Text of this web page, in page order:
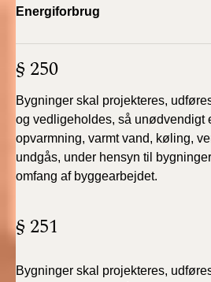
BR18 (1/1- 30/06
BR18 (1/1- 31/12
BR18 (17/9 - 31/12
2022)
BR18 (1/7 - 16/9
BR18 (1/1 - 30/6
Energiforbrug
§ 250
Bygninger skal projekteres,
og vedligeholdes, så unødvendigt
opvarmning, varmt vand, køling,
undgås, under hensyn til
omfang af byggearbejdet.
§ 251
Bygninger skal projekteres,